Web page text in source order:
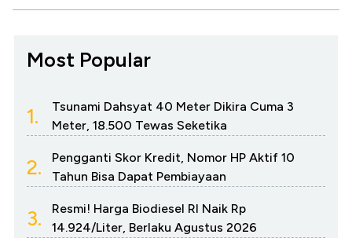
Most Popular
1.
Tsunami Dahsyat 40 Meter Dikira Cuma 3
Meter, 18.500 Tewas Seketika
2.
Pengganti Skor Kredit, Nomor HP Aktif 10
Tahun Bisa Dapat Pembiayaan
3.
Resmi! Harga Biodiesel RI Naik Rp
14.924/Liter, Berlaku Agustus 2026